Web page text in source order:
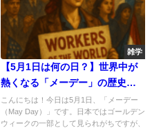
雑学
【5月1日は何の日？】世界中が
熱くなる「メーデー」の歴史と
ちょっと変わったデモ事情🌍
こんにちは！今日は5月1日、「メーデー
（May Day）」です。日本ではゴールデン
ウィークの一部として見られがちですが、